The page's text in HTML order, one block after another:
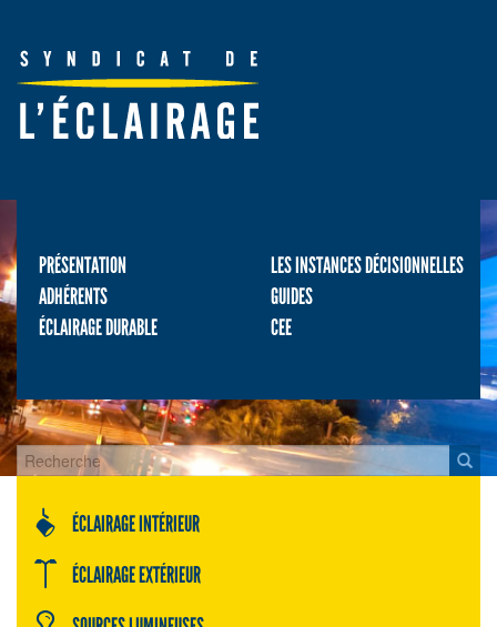
PRÉSENTATION
LES INSTANCES DÉCISIONNELLES
ADHÉRENTS
GUIDES
ÉCLAIRAGE DURABLE
CEE
ÉCLAIRAGE INTÉRIEUR
ÉCLAIRAGE EXTÉRIEUR